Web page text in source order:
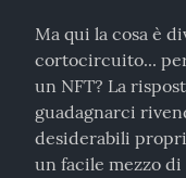
Ma qui la cosa è
cortocircuito...
un NFT? La
guadagnarci
desiderabili
un facile mezzo di